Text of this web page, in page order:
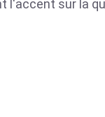
l'accent sur la